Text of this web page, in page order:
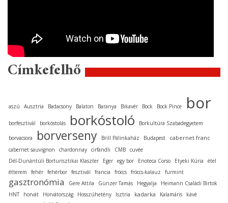
Címkefelhő
aszú Ausztria Badacsony Balaton Baranya Bikavér Bock Bock Pince bor
borfesztivál borkóstolás borkóstoló Borkultúra Szabadegyetem
borvacsora borverseny Brill Pálinkaház Budapest cabernet franc
cabernet sauvignon chardonnay cirfandli CMB cuvée
Dél-Dunántúli Borturisztikai Klaszter
Eger egy bor Enoteca Corso Etyeki Kúria
étel
étterem
fehér fehérbor fesztivál francia fröccs fröccs-kalauz furmint
gasztronómia Gere Attila Günzer Tamás Hegyalja
Heimann Családi Birtok
HNT
horvát Horvátország Hosszúhetény Isztria kadarka Kalamáris
kávé